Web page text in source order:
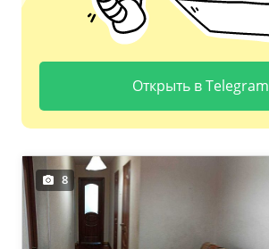
8
Открыть в Telegram